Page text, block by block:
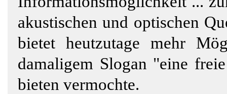
akustischen und optischen
bietet heutzutage mehr
damaligem Slogan "eine
bieten vermochte.